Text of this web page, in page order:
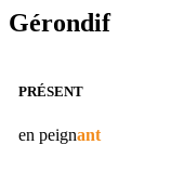
Gérondif
PRÉSENT
en peignant